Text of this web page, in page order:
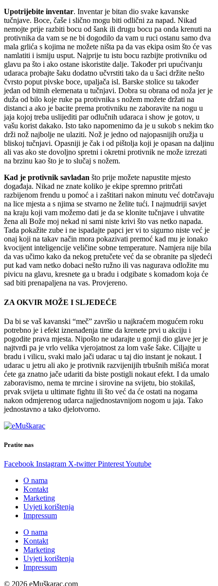
Upotrijebite inventar. Inventar je bitan dio svake kavanske
tučnjave. Boce, čaše i slično mogu biti odlični za napad. Nikad
nemojte prije razbiti bocu od šank ili drugu bocu pa onda krenuti na
protivnika da vam se ne bi dogodilo da vam u ruci ostanu samo dva
mala grlića s kojima ne možete ništa pa da vas ekipa osim što će vas
namlatiti i ismiju usput. Najprije tu istu bocu razbijte protivniku od
glavu pa što i ako ostane iskoristite dalje. Također pri upućivanju
udaraca probajte šaku dodatno učvrstiti tako da u šaci držite nešto
čvrsto poput pivske boce, upaljača isl. Barske stolice su također
jedan od bitnih elemenata u tučnjavi. Dobra su obrana od noža jer je
duža od bilo koje ruke pa protivnika s nožem možete držati na
distanci a ako je bacite prema protivniku ne zaboravite na nogu u
jaja kojoj treba uslijediti par odlučnih udaraca i show je gotov, u
vašu korist dakako. Isto tako napomenimo da je u sukob s nekim tko
drži nož najbolje ne ulaziti. Nož je jedno od najopasnijih oružja u
bliskoj tučnjavi. Opasniji je čak i od pištolja koji je opasan na daljinu
ali vas ako ste dovoljno spretni i okretni protivnik ne može izrezati
na brzinu kao što je to slučaj s nožem.
Kad je protivnik savladan što prije možete napustite mjesto
događaja. Nikad ne znate koliko je ekipe spremno pritrčati
razbijenom frendu u pomoć a i zaštitari nakon minutu već dotrčavaju
na lice mjesta a s njima se stvarno ne želite tući. I najmudriji savjet
na kraju koji vam možemo dati je da se klonite tučnjave i uhvatite
žena ali Bože moj nekad ni sami niste krivi što vas netko napada.
Tada pokažite zube i ne ispadajte papci jer vi to sigurno niste već je
onaj koji na takav način mora pokazivati premoć kad mu je ionako
kvocijent inteligencije veličine sobne temperature. Namjera nije bila
da vas učimo kako da nekog pretučete već da se obranite pa sljedeći
put kad vam netko dobaci nešto ružno ili vas nagurava odložite mu
pivicu na glavu, kresnete ga u bradu i odgibate s komadom koja će
sad biti prenapaljena na vas. Provjereno.
ZA OKVIR MOŽE I SLJEDEĆE
Da bi se vaš kavanski “meč” završio u najkraćem mogućem roku
potrebno je i efekt iznenađenja time da krenete prvi u akciju i
pogodite prava mjesta. Nipošto ne udarajte u gornji dio glave jer je
najtvrđi pa je vrlo velika vjerojatnost za lom vaše šake. Ciljajte u
bradu i vilicu, svaki malo jači udarac u taj dio instant je nokaut. I
udarac u jetru ali ako je protivnik razvijenijih trbušnih mišića morat
ćete ga znatno jače udariti da biste postigli nokaut efekt. I da umalo
zaboravismo, nema te mrcine i sirovine na svijetu, bio stokilaš,
prvak svijeta u ultimate fightu ili što već da će ostati na nogama
nakon odmjerenog udarca najjednostavnijom nogom u jaja. Tako
jednostavno a tako djelotvorno.
Pratite nas
Facebook Instagram X-twitter PinterestYoutube
O nama
Kontakt
Marketing
Uvjeti korištenja
Impressum
O nama
Kontakt
Marketing
Uvjeti korištenja
Impressum
© 2026 eMuškarac.com